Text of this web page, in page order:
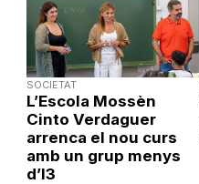
SOCIETAT
L’Escola Mossèn
Cinto Verdaguer
arrenca el nou curs
amb un grup menys
d’I3